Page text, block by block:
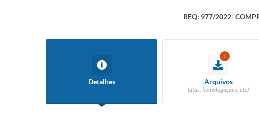
REQ: 977/2022-
Detalhes
1
Arquivos
(atas, homologações, etc)